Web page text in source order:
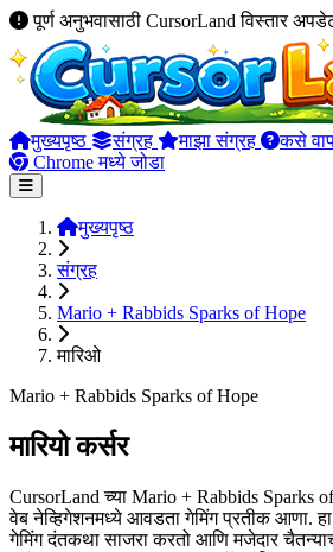
पूर्ण अनुभवासाठी CursorLand विस्तार
मुख्यपृष्ठ संग्रह माझा संग्रह
कसे
Chrome मध्ये जोडा
मुख्यपृष्ठ
संग्रह
Mario + Rabbids Sparks of Hope
मारिओ
Mario + Rabbids Sparks of Hope
मारियो कर्सर
CursorLand च्या Mario + Rabbids Sparks
वेब नेव्हिगेशनमध्ये आवडता गेमिंग प्रतीक आणा.
गेमिंग दंतकथा साजरा करतो आणि मजेदार